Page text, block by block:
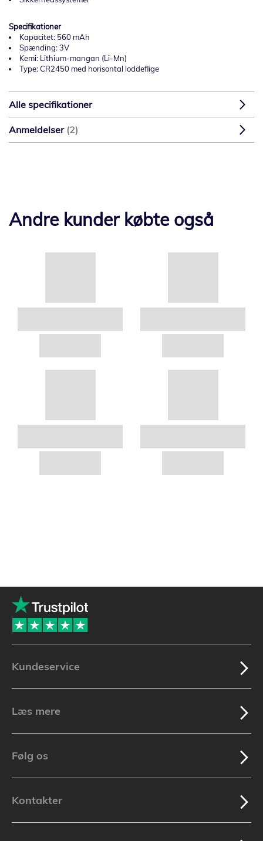
Specifikationer
Kapacitet: 560 mAh
Spænding: 3V
Kemi: Lithium-mangan (Li-Mn)
Type: CR2450 med horisontal loddeflige
Alle specifikationer
Anmeldelser 2
Andre kunder købte også
Kundeservice
Læs mere
Følg os
Kontakter